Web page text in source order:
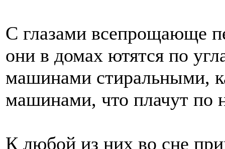
С глазами всепрощающе
они в домах ютятся по
машинами стиральными,
машинами, что плачут по
К любой из них во сне